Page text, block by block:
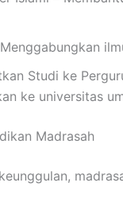
Studi ke
ke universitas
Madrasah